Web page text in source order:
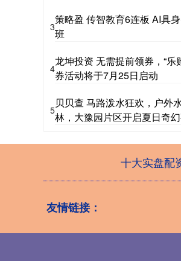
3
策略盈 传智教育6连板 AI具
班
4
龙坤投资 无需提前领券，“乐
券活动将于7月25日启动
5
贝贝查 马路泼水狂欢，户外
林，大豫园片区开启夏日奇
十大实盘配
友情链接：